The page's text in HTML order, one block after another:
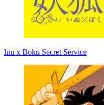
Inu x Boku Secret Service